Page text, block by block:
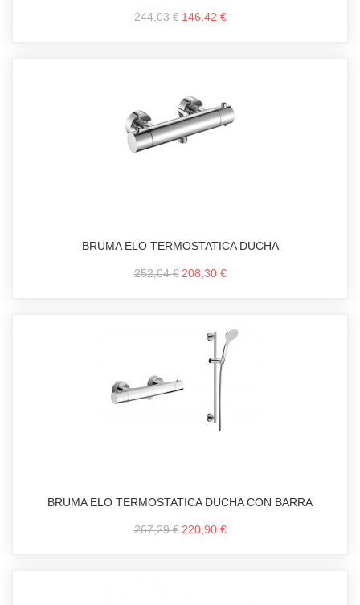
244,03 € 146,42 €
BRUMA ELO TERMOSTATICA DUCHA
252,04 € 208,30 €
BRUMA ELO TERMOSTATICA DUCHA CON BARRA
267,29 € 220,90 €